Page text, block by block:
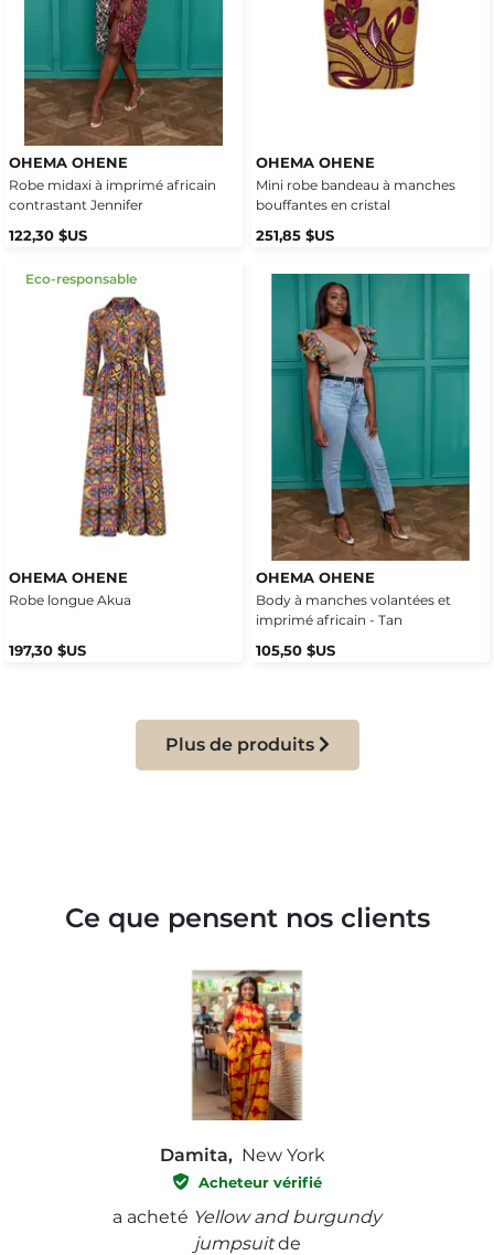
OHEMA OHENE
Robe midaxi à imprimé africain
contrastant Jennifer
122,30 $US
OHEMA OHENE
Mini robe bandeau à manches
bouffantes en cristal
251,85 $US
Eco-responsable
OHEMA OHENE
Robe longue Akua
197,30 $US
OHEMA OHENE
Body à manches volantées et
imprimé africain - Tan
105,50 $US
Plus de produits
Ce que pensent nos clients
Damita, New York
Acheteur vérifié
a acheté Yellow and burgundy
jumpsuitde